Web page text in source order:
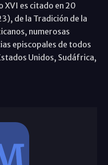
XVI es citado en 20
de la Tradición de la
numerosas
episcopales de todos
Unidos, Sudáfrica,